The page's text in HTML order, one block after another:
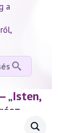
a
„Isten,